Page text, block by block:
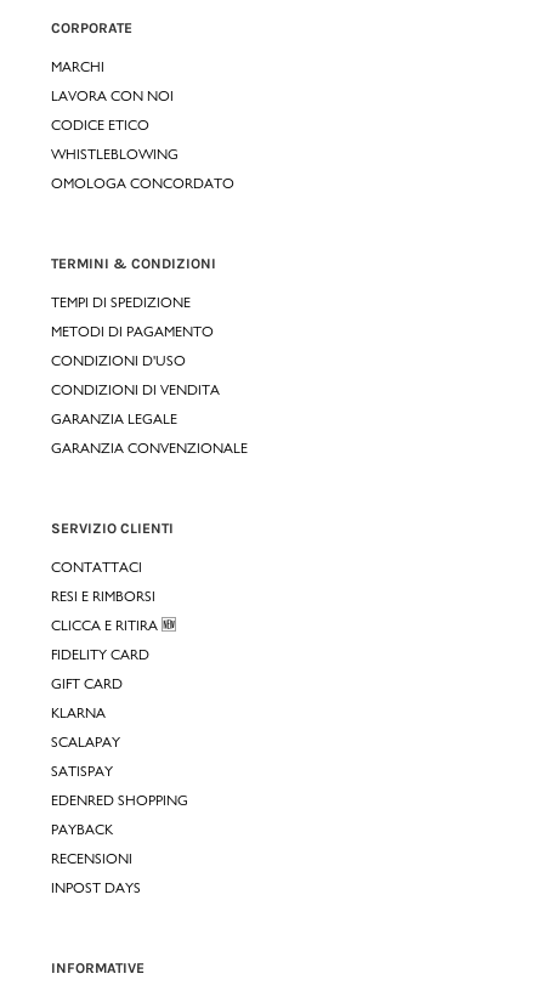
CORPORATE
MARCHI
LAVORA CON NOI
CODICE ETICO
WHISTLEBLOWING
OMOLOGA CONCORDATO
TERMINI & CONDIZIONI
TEMPI DI SPEDIZIONE
METODI DI PAGAMENTO
CONDIZIONI D'USO
CONDIZIONI DI VENDITA
GARANZIA LEGALE
GARANZIA CONVENZIONALE
SERVIZIO CLIENTI
CONTATTACI
RESI E RIMBORSI
CLICCA E RITIRA 🆕
FIDELITY CARD
GIFT CARD
KLARNA
SCALAPAY
SATISPAY
EDENRED SHOPPING
PAYBACK
RECENSIONI
INPOST DAYS
INFORMATIVE